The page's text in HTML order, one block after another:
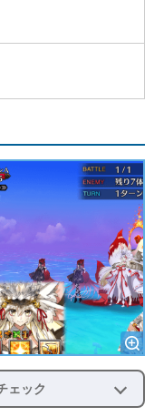
ェック